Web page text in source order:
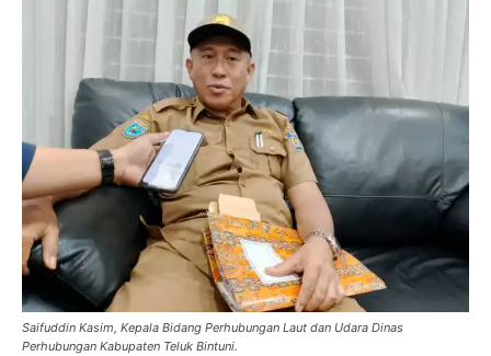
Saifuddin Kasim, Kepala Bidang Perhubungan Laut dan Udara Dinas
Perhubungan Kabupaten Teluk Bintuni.